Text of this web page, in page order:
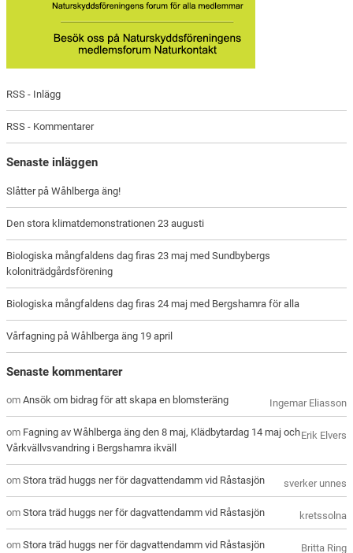
RSS - Inlägg
RSS - Kommentarer
Senaste inläggen
Slåtter på Wåhlberga äng!
Den stora klimatdemonstrationen 23 augusti
Biologiska mångfaldens dag firas 23 maj med Sundbybergs
koloniträdgårdsförening
Biologiska mångfaldens dag firas 24 maj med Bergshamra för alla
Vårfagning på Wåhlberga äng 19 april
Senaste kommentarer
Ingemar Eliasson
omAnsök om bidrag för att skapa en blomsteräng
Erik Elvers
om Fagning av Wåhlberga äng den 8 maj, Klädbytardag 14 maj och
Vårkvällvsvandring i Bergshamra ikväll
sverker unnes
omStora träd huggs ner för dagvattendamm vid Råstasjön
kretssolna
omStora träd huggs ner för dagvattendamm vid Råstasjön
Britta Ring
omStora träd huggs ner för dagvattendamm vid Råstasjön